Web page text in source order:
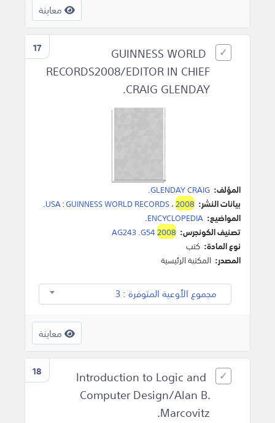
معاينة
17
GUINNESS WORLD
RECORDS2008/EDITOR IN CHIEF
CRAIG GLENDAY.
المؤلف: GLENDAY CRAIG
.
بيانات النشر:
USA:GUINNESS WORLD RECORDS،2008
.
المواضيع: ENCYCLOPEDIA
.
تصنيف الكونجرس:
AG243 .G542008
نوع المادة: كتب
المصدر: المكتبة الرئيسية
مجموع الأوعية المتوفرة : 3
معاينة
18
Introduction to Logic and
Computer Design/Alan B.
Marcovitz.